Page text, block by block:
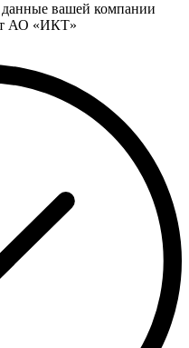
данные вашей компании
АО «ИКТ»